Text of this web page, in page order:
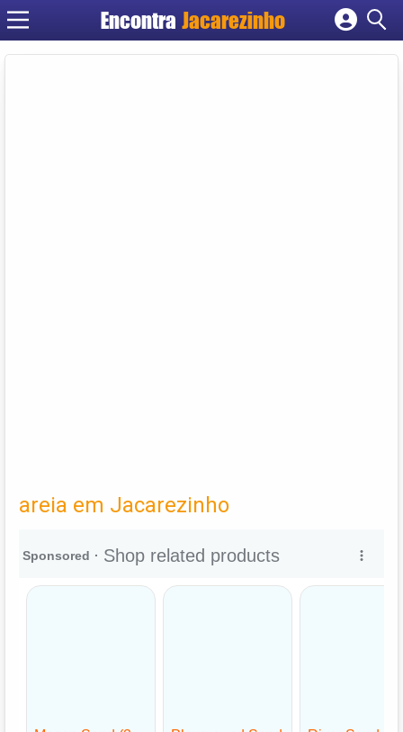
Encontra Jacarezinho
Cadastrar empresa
areia em Jacarezinho